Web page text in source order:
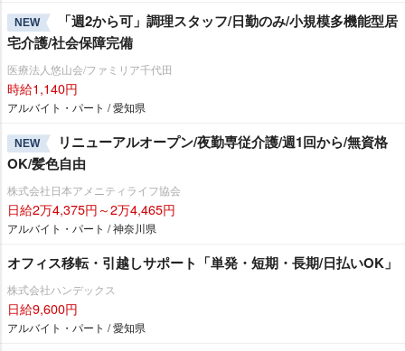
NEW
「週2から可」調理スタッフ/日勤のみ/小規模多機能型居
宅介護/社会保障完備
医療法人悠山会/ファミリア千代田
時給1,140円
アルバイト・パート / 愛知県
NEW
リニューアルオープン/夜勤専従介護/週1回から/無資格
OK/髪色自由
株式会社日本アメニティライフ協会
日給2万4,375円～2万4,465円
アルバイト・パート / 神奈川県
オフィス移転・引越しサポート「単発・短期・長期/日払いOK」
株式会社ハンデックス
日給9,600円
アルバイト・パート / 愛知県